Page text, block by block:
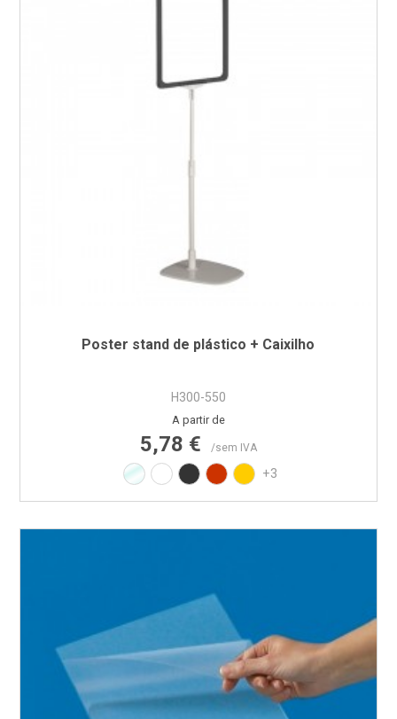
Poster stand de plástico + Caixilho
H300-550
Preço
A partir de
5,78 € /sem IVA
Transparente
Branco RAL9010
Preto RAL9017
Vermelho RAL3020
Amarelo RAL1021
+3